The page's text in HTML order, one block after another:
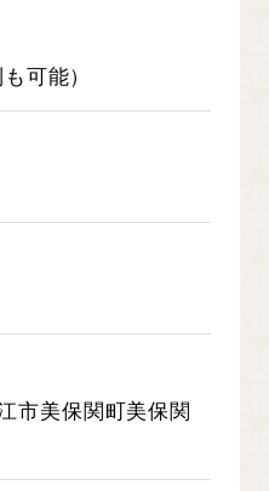
可能）
市美保関町美保関